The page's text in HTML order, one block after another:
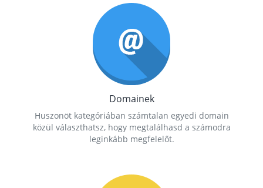
Domainek
Huszonöt kategóriában számtalan egyedi domain
közül választhatsz, hogy megtalálhasd a számodra
leginkább megfelelőt.